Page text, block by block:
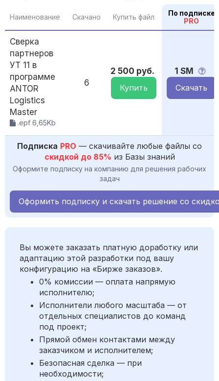
Наименование Скачано Купить файл
По подписке
PRO
Сверка
партнеров
УТ 11 в
программе
ANTOR
Logistics
Master
.epf 6,65Kb
6
2 500 руб.
Купить
1 SM
Скачать
Подписка PRO — скачивайте любые файлы со
скидкой до 85% из Базы знаний
Оформите подписку на компанию для решения рабочих
задач
Оформить подписку и скачать решение со
Вы можете заказать платную доработку или
адаптацию этой разработки под вашу
конфигурацию на «Бирже заказов».
0% комиссии — оплата напрямую
исполнителю;
Исполнители любого масштаба — от
отдельных специалистов до команд
под проект;
Прямой обмен контактами между
заказчиком и исполнителем;
Безопасная сделка — при
необходимости;